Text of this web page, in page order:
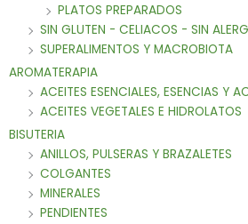
PLATOS PREPARADOS
SIN GLUTEN - CELIACOS - SIN
SUPERALIMENTOS Y MACROBIOTA
AROMATERAPIA
ACEITES ESENCIALES, ESENCIAS Y
ACEITES VEGETALES E HIDROLATOS
BISUTERIA
ANILLOS, PULSERAS Y BRAZALETES
COLGANTES
MINERALES
PENDIENTES